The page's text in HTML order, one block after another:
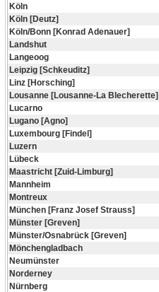
Köln
Köln [Deutz]
Köln/Bonn [Konrad Adenauer]
Landshut
Langeoog
Leipzig [Schkeuditz]
Linz [Horsching]
Lousanne [Lousanne-La Blecherette]
Lucarno
Lugano [Agno]
Luxembourg [Findel]
Luzern
Lübeck
Maastricht [Zuid-Limburg]
Mannheim
Montreux
München [Franz Josef Strauss]
Münster [Greven]
Münster/Osnabrück [Greven]
Mönchengladbach
Neumünster
Norderney
Nürnberg